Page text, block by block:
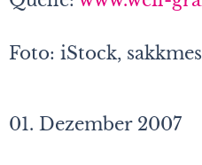
Foto: iStock,
01. Dezember 2007